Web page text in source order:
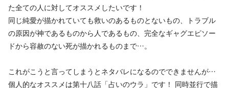
た全ての人に対してオススメしたいです！
同じ純愛が描かれていても救いのあるものとないもの、トラブル
の原因が神であるものから人であるもの、完全なギャグエピソー
ドから容赦のない死が描かれるものまで…。
これがこうと言ってしまうとネタバレになるのでできませんが…
個人的なオススメは第十八話「占いのウラ」です！ 同時並行で描